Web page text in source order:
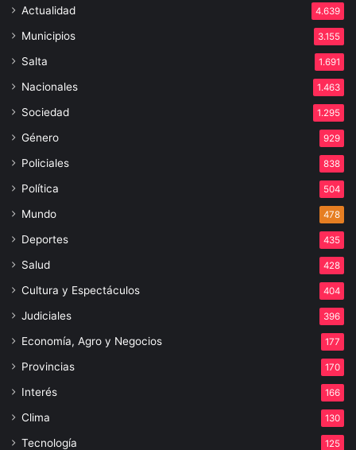
Actualidad 4.639
Municipios 3.155
Salta 1.691
Nacionales 1.463
Sociedad 1.295
Género 929
Policiales 838
Política 504
Mundo 478
Deportes 435
Salud 428
Cultura y Espectáculos 404
Judiciales 396
Economía, Agro y Negocios 177
Provincias 170
Interés 166
Clima 130
Tecnología 125